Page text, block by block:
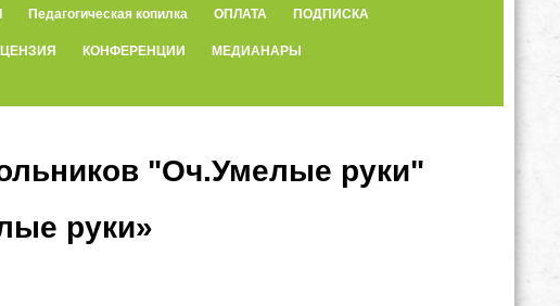
Педагогическая копилка ОПЛАТА ПОДПИСКА
КОНФЕРЕНЦИИ МЕДИАНАРЫ
"Оч.Умелые руки"
руки»